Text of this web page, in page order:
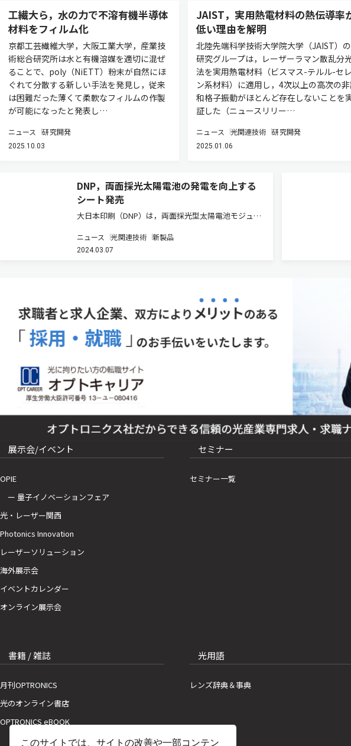
このサイトでは、サイトの改善や一部コンテン
工繊大ら，水の力で不溶有機半導体
材料をフィルム化
京都工芸繊維大学，大阪工業大学，産業技
術総合研究所は水と有機溶媒を適切に混ぜ
ることで、poly（NiETT）粉末が自然にほ
ぐれて分散する新しい手法を発見し，従来
は困難だった薄くて柔軟なフィルムの作製
が可能になったと発表し…
ニュース 研究開発
2025.10.03
JAIST，実用熱電材料の熱伝導率
低い理由を解明
北陸先端科学技術大学院大学（JAIST）の
研究グループは，レーザーラマン散乱分
法を実用熱電材料（ビスマス-テルル-セレ
ン系材料）に適用し，4次以上の高次の
和格子振動がほとんど存在しないことを
証した（ニュースリリー…
ニュース 光関連技術 研究開発
2025.01.06
DNP，両面採光太陽電池の発電を向上する
シート発売
大日本印刷（DNP）は，両面採光型太陽電池モジュー
ート」の提供を開始すると発表した（ニュースリリー
ス）。 太陽光発電は，運転開始から約10年が経過した
ニュース 光関連技術 新製品
2024.03.07
展示会/イベント
OPIE
ー 量子イノベーションフェア
光・レーザー関西
Photonics Innovation
レーザーソリューション
海外展示会
イベントカレンダー
オンライン展示会
セミナー
セミナー一覧
書籍 / 雑誌
月刊OPTRONICS
光のオンライン書店
OPTRONICS eBOOK
光用語
レンズ辞典＆事典